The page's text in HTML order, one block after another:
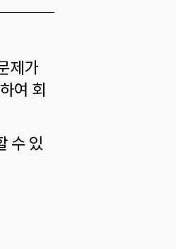
제가
여 회
수 있